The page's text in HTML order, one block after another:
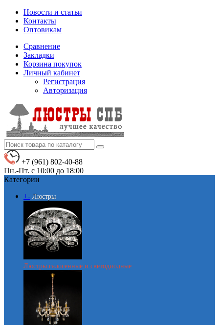
Новости и статьи
Контакты
Оптовикам
Сравнение
Закладки
Корзина покупок
Личный кабинет
Регистрация
Авторизация
+7 (961) 802-40-88
Пн.-Пт. с 10:00 до 18:00
Категории
+- Люстры
Люстры галогенные и светодиодные